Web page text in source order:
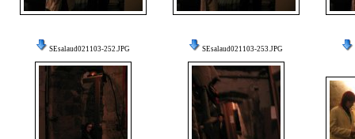
SEsalaud021103-252.JPG SEsalaud021103-253.JPG